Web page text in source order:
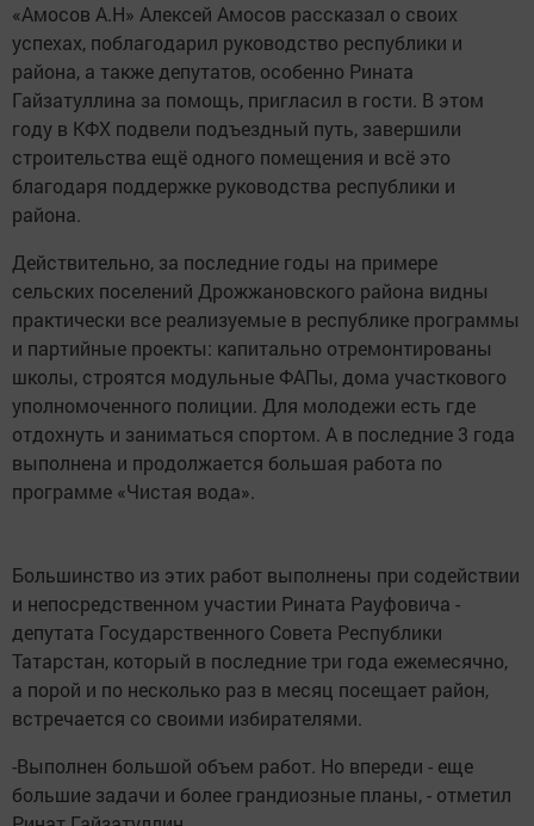
«Амосов А.Н» Алексей Амосов рассказал о своих
успехах, поблагодарил руководство республики и
района, а также депутатов, особенно Рината
Гайзатуллина за помощь, пригласил в гости. В этом
году в КФХ подвели подъездный путь, завершили
строительства ещё одного помещения и всё это
благодаря поддержке руководства республики и
района.
Действительно, за последние годы на примере
сельских поселений Дрожжановского района видны
практически все реализуемые в республике программы
и партийные проекты: капитально отремонтированы
школы, строятся модульные ФАПы, дома участкового
уполномоченного полиции. Для молодежи есть где
отдохнуть и заниматься спортом. А в последние 3 года
выполнена и продолжается большая работа по
программе «Чистая вода».
Большинство из этих работ выполнены при содействии
и непосредственном участии Рината Рауфовича -
депутата Государственного Совета Республики
Татарстан, который в последние три года ежемесячно,
а порой и по несколько раз в месяц посещает район,
встречается со своими избирателями.
-Выполнен большой объем работ. Но впереди - еще
большие задачи и более грандиозные планы, - отметил